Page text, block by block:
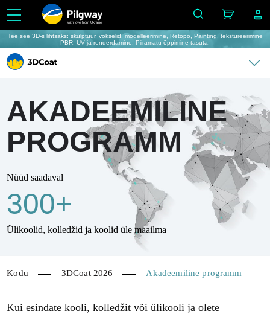
with love from Ukraine
Tee see 3D-s lihtsaks: skulptuur, vokselid, modelleerimine, Retopo, Painting, tekstureerimine
PBR, UV ja renderdamine. Piiramatu õppimine tasuta.
AKADEEMILINE
PROGRAMM
Nüüd saadaval
300+
Ülikoolid, kolledžid ja koolid üle maailma
Kodu 3DCoat 2026 Akadeemiline programm
Kui esindate kooli, kolledžit või ülikooli ja olete